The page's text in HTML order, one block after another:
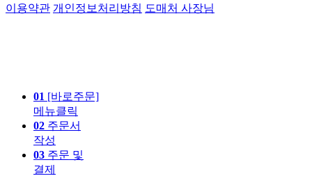
이용약관 개인정보처리방침 도매처 사장님
01 [바로주문]
메뉴클릭
02 주문서
작성
03 주문 및
결제